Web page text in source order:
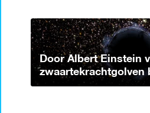
Door Albert Einstein
zwaartekrachtgolven